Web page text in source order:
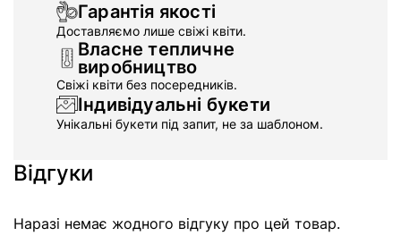
Гарантія якості
Доставляємо лише свіжі квіти.
Власне тепличне
виробництво
Свіжі квіти без посередників.
Індивідуальні букети
Унікальні букети під запит, не за шаблоном.
Відгуки
Наразі немає жодного відгуку про цей товар.